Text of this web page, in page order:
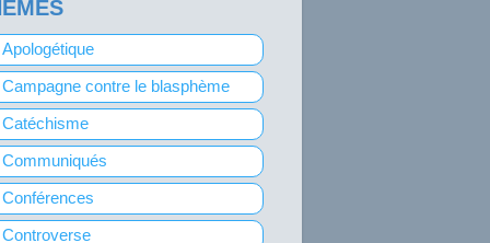
Apologétique
Campagne contre le blasphème
Catéchisme
Communiqués
Conférences
Controverse